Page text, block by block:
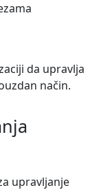
da upravlja
način.
upravljanje